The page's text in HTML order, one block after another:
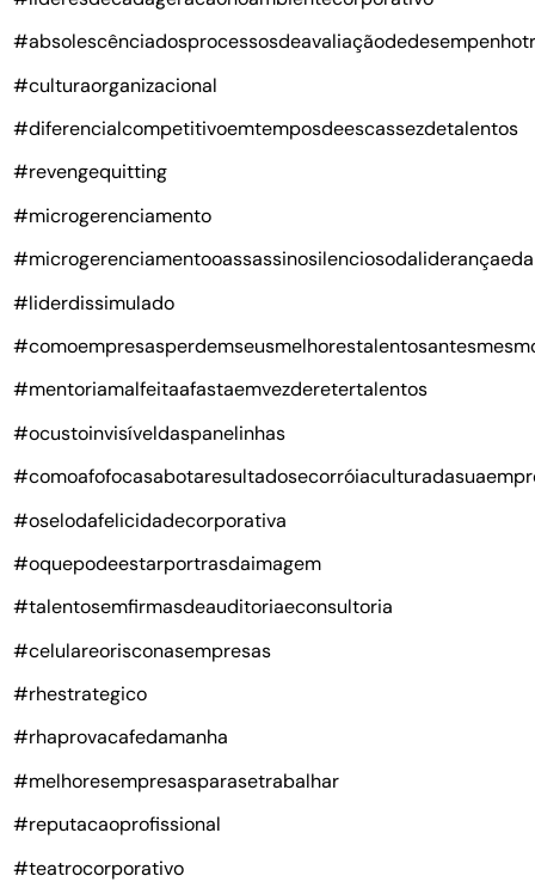
#culturaorganizacional
#diferencialcompetitivoemtemposdeescassezdetalentos
#revengequitting
#microgerenciamento
#liderdissimulado
#mentoriamalfeitaafastaemvezderetertalentos
#ocustoinvisíveldaspanelinhas
#oselodafelicidadecorporativa
#oquepodeestarportrasdaimagem
#talentosemfirmasdeauditoriaeconsultoria
#celulareorisconasempresas
#rhestrategico
#rhaprovacafedamanha
#melhoresempresasparasetrabalhar
#reputacaoprofissional
#teatrocorporativo